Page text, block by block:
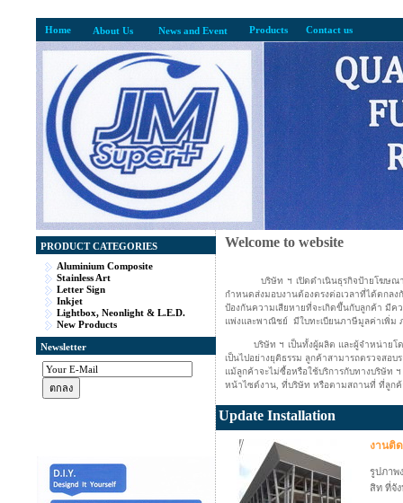
Home About Us News and Event Products Contact us
PRODUCT CATEGORIES
Aluminium Composite
Stainless Art
Letter Sign
Inkjet
Lightbox, Neonlight & L.E.D.
New Products
Newsletter
Welcome to website
บริษัท ฯ เปิดดำเนินธุรกิจป้ายโฆษ
กำหนดส่งมอบงานต้องตรงต่อเวลาที่ได้ตก
ป้องกันความเสียหายที่จะเกิดขึ้นกับลูกค้า มี
แพ่งและพาณิชย์ มีใบทะเบียนภาษีมูลค่าเพิ่ม
บริษัท ฯ เป็นทั้งผู้ผลิต และผู้จำหน่ายโดยต
เป็นไปอย่างยุติธรรม ลูกค้าสามารถตรวจสอ
แม้ลูกค้าจะไม่ซื้อหรือใช้บริการกับทางบริษัท
หน้าไซด์งาน, ที่บริษัท หรือตามสถานที่ ที่ลูกค้
Update Installation
งานติ
รูปภาพ
สิท ที่จั